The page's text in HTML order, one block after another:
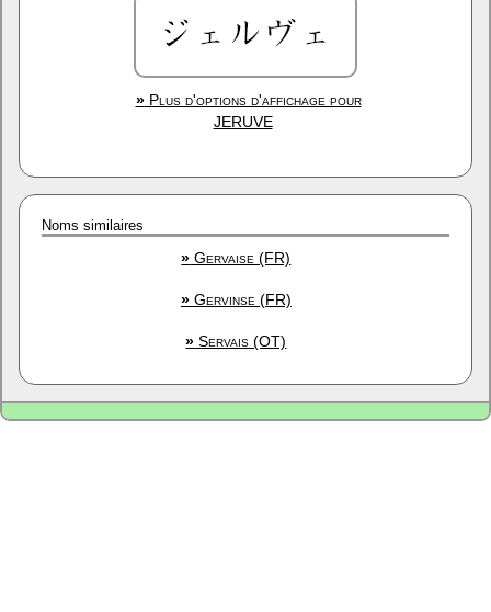
»Plus d'options d'affichage pour
JERUVE
Noms similaires
» Gervaise (FR)
»Gervinse (FR)
» Servais (OT)